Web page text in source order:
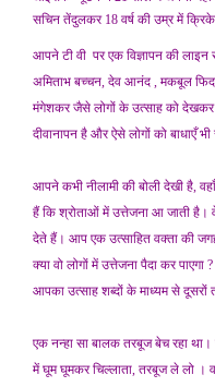
सचिन तेंदुलकर 18 वर्ष की उम्र में
आपने टी वी पर एक विज्ञापन की
अमिताभ बच्चन, देव आनंद , मकबूल
मंगेशकर जैसे लोगों के उत्साह को देखकर
दीवानापन है और ऐसे लोगों को बाधाएँ भी
आपने कभी नीलामी की बोली देखी है,
हैं कि श्रोताओं में उत्तेजना आ जाती
देते हैं। आप एक उत्साहित वक्ता की
क्या वो लोगों में उत्तेजना पैदा कर
आपका उत्साह शब्दों के माध्यम से दूसरों
एक नन्हा सा बालक तरबूज बेच रहा
में घूम घूमकर चिल्लाता, तरबूज ले लो ।